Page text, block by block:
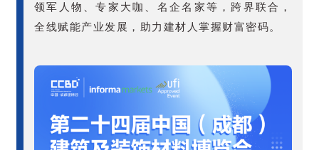
领军人物、专家大咖、名企名家等，跨界联合，
全线赋能产业发展，助力建材人掌握财富密码。